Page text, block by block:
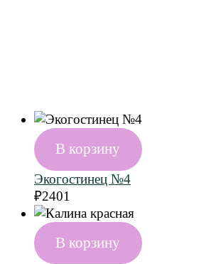
В корзину
Экогостинец №4
₽2401
В корзину